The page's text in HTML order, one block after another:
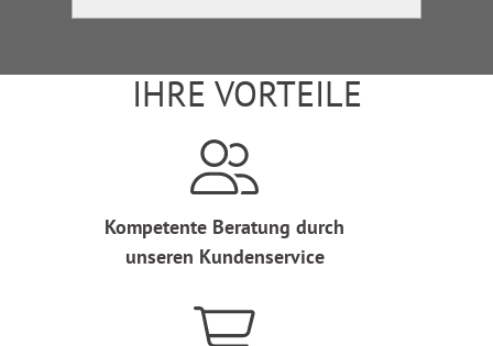
IHRE VORTEILE
Kompetente Beratung durch
unseren Kundenservice